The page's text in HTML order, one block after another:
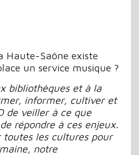
Haute-Saône existe
un service musique ?
bibliothèques et à la
informer, cultiver et
de veiller à ce que
répondre à ces enjeux.
les cultures pour
notre